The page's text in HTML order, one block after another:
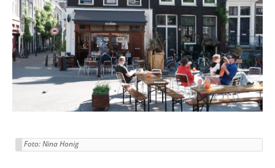
Foto: Nina Honig